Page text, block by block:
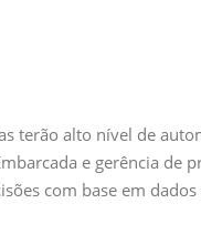
terão alto nível de
e gerência de
com base em